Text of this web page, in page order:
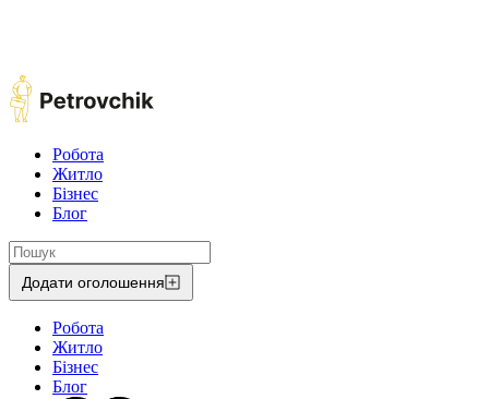
Робота
Житло
Бізнес
Блог
Додати оголошення
Робота
Житло
Бізнес
Блог